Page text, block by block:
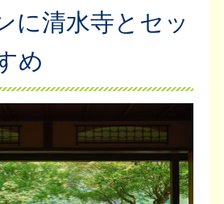
に清水寺とセッ
め